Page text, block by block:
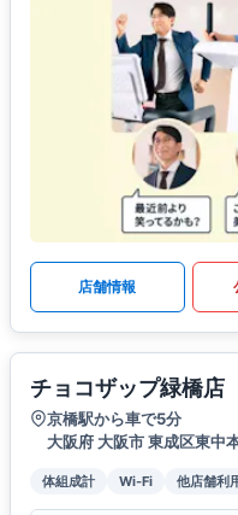
店舗情報
チョコザップ緑橋店
京橋駅から車で5分
大阪府 大阪市 東成区東中
体組成計 Wi-Fi 他店舗利